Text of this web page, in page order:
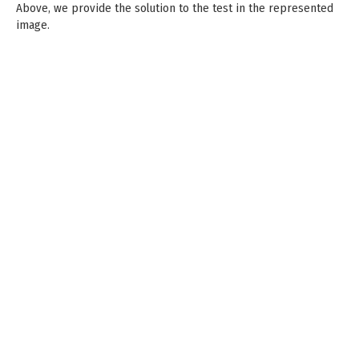
Above, we provide the solution to the test in the represented
image.